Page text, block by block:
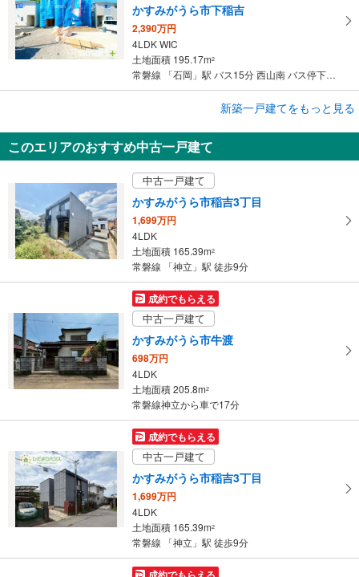
かすみがうら市下稲吉
2,390万円
4LDK WIC
土地面積 195.17m2
常磐線 「石岡」駅 バス15分 西山南 バス停下車 徒歩4分
4LDK
土地面積 164.23m2
常磐線 「神立」駅 徒歩14分
新築一戸建てをもっと見る
このエリアのおすすめ中古一戸建て
中古一戸建て
かすみがうら市稲吉3丁目
1,699万円
4LDK
土地面積 165.39m2
常磐線 「神立」駅 徒歩9分
成約でもらえる
中古一戸建て
かすみがうら市牛渡
698万円
4LDK
土地面積 205.8m2
常磐線神立から車で17分
成約でもらえる
中古一戸建て
かすみがうら市稲吉3丁目
1,699万円
4LDK
土地面積 165.39m2
常磐線 「神立」駅 徒歩9分